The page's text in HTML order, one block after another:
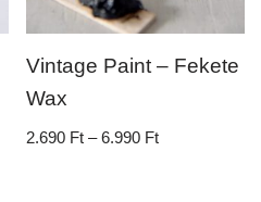
Vintage Paint – Fekete
Wax
2.690 Ft – 6.990 Ft